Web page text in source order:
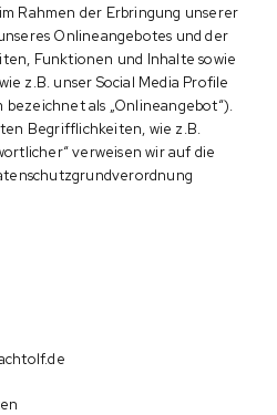
Rahmen der Erbringung unserer
Onlineangebotes und der
Funktionen und Inhalte sowie
z.B. unser Social Media Profile
als „Onlineangebot“).
Begrifflichkeiten, wie z.B.
verweisen wir auf die